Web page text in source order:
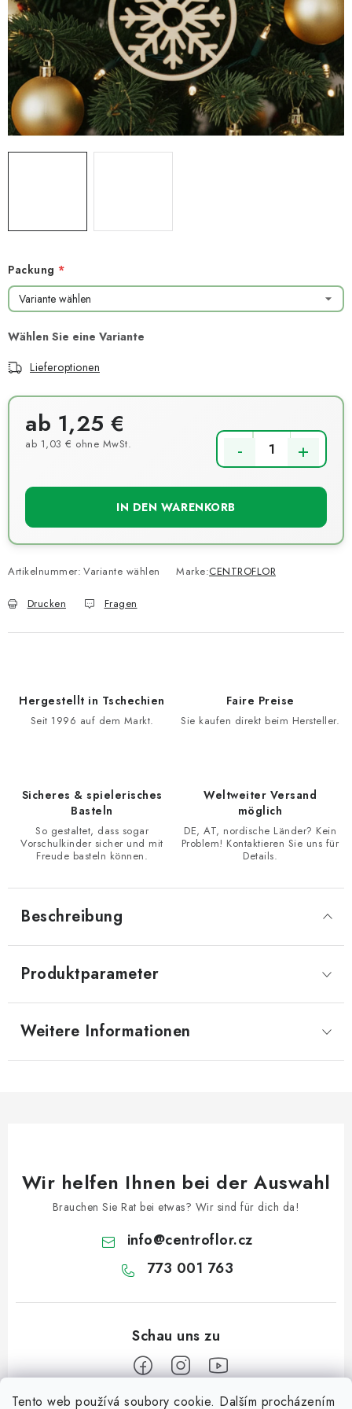
Tento web používá soubory cookie. Dalším procházením
TIPY NA TVOŘENÍ
Dopravné Kontaktieren Sie uns
Über uns
Geschäftsbewertung
Geschäftsbedingungen
Datenschutzerklärung
Großhandel Meine Bestellung
Packung
Lieferoptionen
ab 1,25 €
ab 1,03 € ohne MwSt.
IN DEN WARENKORB
Artikelnummer: Variante wählen Marke:CENTROFLOR
Drucken Fragen
Hergestellt in Tschechien
Seit 1996 auf dem Markt.
Faire Preise
Sie kaufen direkt beim Hersteller.
Sicheres & spielerisches
Basteln
So gestaltet, dass sogar
Vorschulkinder sicher und mit
Freude basteln können.
Weltweiter Versand
möglich
DE, AT, nordische Länder? Kein
Problem! Kontaktieren Sie uns für
Details.
Beschreibung
Produktparameter
Weitere Informationen
Wir helfen Ihnen bei der Auswahl
Brauchen Sie Rat bei etwas? Wir sind für dich da!
info@centroflor.cz
773 001 763